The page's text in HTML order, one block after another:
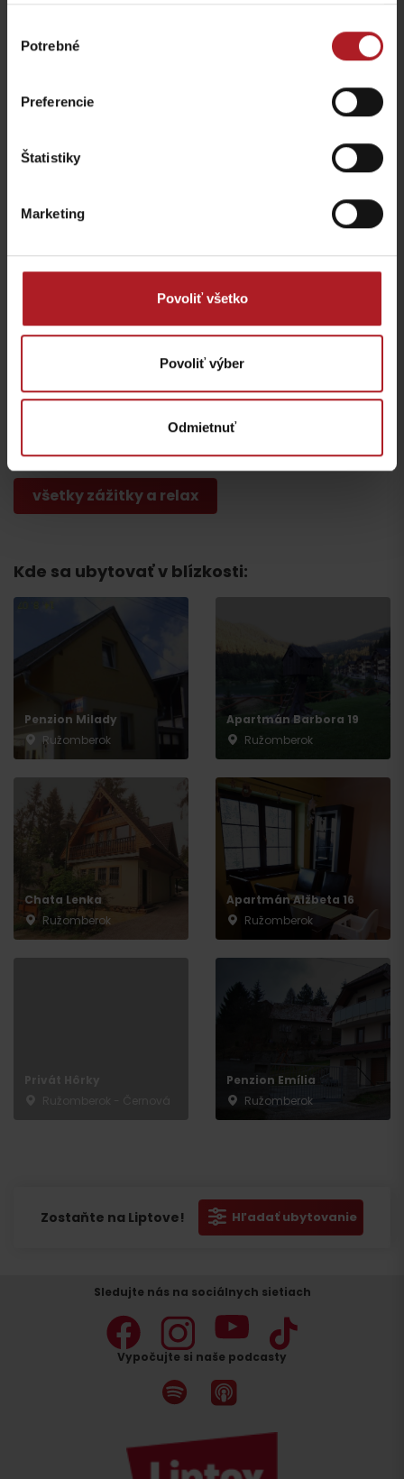
súhlasu
Potrebné
Preferencie
Štatistiky
Marketing
Povoliť všetko
Povoliť výber
Odmietnuť
Ružomberok
Malinô Brdo, Hotel
Malina – ebike nabíjacia
Ružomberok
Chyť a pusť – Rybáreň
všetky zážitky a relax
Kde sa ubytovať v blízkosti:
Penzion Milady
Ružomberok
Apartmán Barbora 19
Ružomberok
Chata Lenka
Ružomberok
Apartmán Alžbeta 16
Ružomberok
Penzion Emília
Ružomberok
Zostaňte na Liptove! Hľadať ubytovanie
Odchod
Sledujte nás na sociálnych sietiach
Vypočujte si naše podcasty